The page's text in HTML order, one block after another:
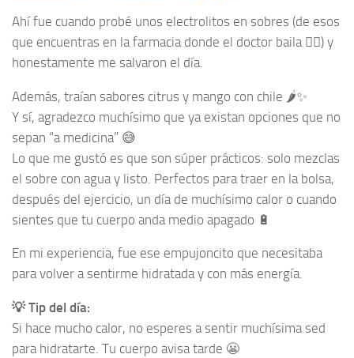
Ahí fue cuando probé unos electrolitos en sobres (de esos
que encuentras en la farmacia donde el doctor baila 💁‍♀️) y
honestamente me salvaron el día.
Además, traían sabores citrus y mango con chile 🌶️✨
Y sí, agradezco muchísimo que ya existan opciones que no
sepan “a medicina” 😅
Lo que me gustó es que son súper prácticos: solo mezclas
el sobre con agua y listo. Perfectos para traer en la bolsa,
después del ejercicio, un día de muchísimo calor o cuando
sientes que tu cuerpo anda medio apagado 🔋
En mi experiencia, fue ese empujoncito que necesitaba
para volver a sentirme hidratada y con más energía.
💡 Tip del día:
Si hace mucho calor, no esperes a sentir muchísima sed
para hidratarte. Tu cuerpo avisa tarde 😬